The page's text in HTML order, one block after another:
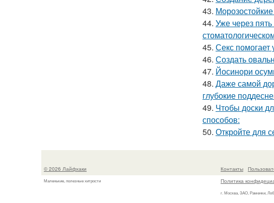
43.
44. Уже через
45. Секс
46. Создать
47. Йосинори
48. Даже самой
глубокие
49. Чтобы доски
способов:
50. Откройте для
© 2026 Лайфхаки
Маленькие, полезные хитрости
Контакты
Политика
г. Москва, ЗАО, Раменки,